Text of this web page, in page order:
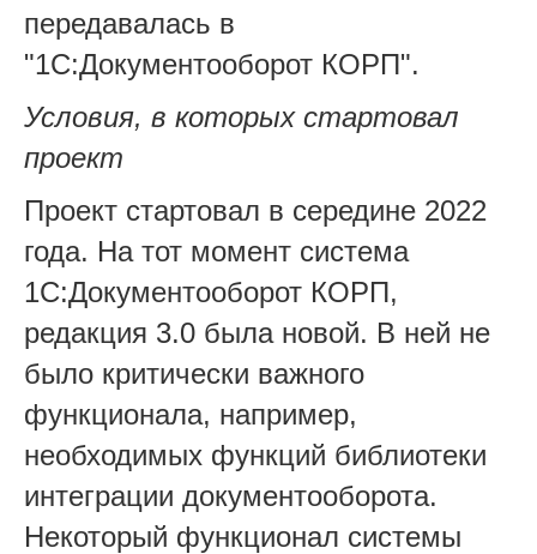
передавалась в
"1С:Документооборот КОРП".
Условия, в которых стартовал
проект
Проект стартовал в середине 2022
года. На тот момент система
1С:Документооборот КОРП,
редакция 3.0 была новой. В ней не
было критически важного
функционала, например,
необходимых функций библиотеки
интеграции документооборота.
Некоторый функционал системы